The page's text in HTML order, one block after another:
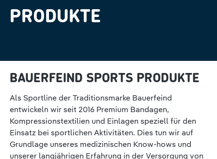
PRODUKTE
BAUERFEIND SPORTS PRODUKTE
Als Sportline der Traditionsmarke Bauerfeind
entwickeln wir seit 2016 Premium Bandagen,
Kompressionstextilien und Einlagen speziell für den
Einsatz bei sportlichen Aktivitäten. Dies tun wir auf
Grundlage unseres medizinischen Know-hows und
unserer langjährigen Erfahrung in der Versorgung von